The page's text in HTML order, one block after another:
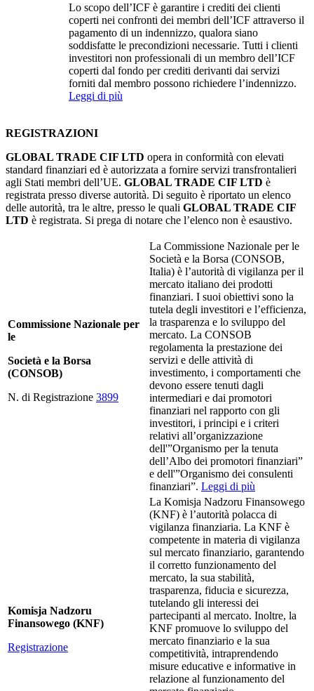
Lo scopo dell’ICF è garantire i crediti dei clienti
coperti nei confronti dei membri dell’ICF attraverso il
pagamento di un indennizzo, qualora siano
soddisfatte le precondizioni necessarie. Tutti i clienti
investitori non professionali di un membro dell’ICF
coperti dal fondo per crediti derivanti dai servizi
forniti dal membro possono richiedere l’indennizzo.
Leggi di più
REGISTRAZIONI
GLOBAL TRADE CIF LTD opera in conformità con elevati
standard finanziari ed è autorizzata a fornire servizi transfrontalieri
agli Stati membri dell’UE. GLOBAL TRADE CIF LTD è
registrata presso diverse autorità. Di seguito è riportato un elenco
delle autorità, tra le altre, presso le quali GLOBAL TRADE CIF
LTD è registrata. Si prega di notare che l’elenco non è esaustivo.
Commissione Nazionale per
le
Società e la Borsa
(CONSOB)
N. di Registrazione 3899
La Commissione Nazionale per le
Società e la Borsa (CONSOB,
Italia) è l’autorità di vigilanza per il
mercato italiano dei prodotti
finanziari. I suoi obiettivi sono la
tutela degli investitori e l’efficienza,
la trasparenza e lo sviluppo del
mercato. La CONSOB
regolamenta la prestazione dei
servizi e delle attività di
investimento, i comportamenti che
devono essere tenuti dagli
intermediari e dai promotori
finanziari nel rapporto con gli
investitori, i principi e i criteri
relativi all’organizzazione
dell'”Organismo per la tenuta
dell’Albo dei promotori finanziari”
e dell'”Organismo dei consulenti
finanziari”. Leggi di più
Komisja Nadzoru
Finansowego (KNF)
Registrazione
La Komisja Nadzoru Finansowego
(KNF) è l’autorità polacca di
vigilanza finanziaria. La KNF è
competente in materia di vigilanza
sul mercato finanziario, garantendo
il corretto funzionamento del
mercato, la sua stabilità,
trasparenza, fiducia e sicurezza,
tutelando gli interessi dei
partecipanti al mercato. Inoltre, la
KNF promuove lo sviluppo del
mercato finanziario e la sua
competitività, intraprendendo
misure educative e informative in
relazione al funzionamento del